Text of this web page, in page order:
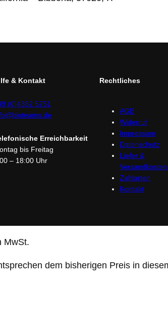
& Kontakt
(0)4362 5751
Erreichbarkeit
bis Freitag
– 18:00 Uhr
Rechtliches
AGB
Widerruf
Impressum
Datenschutz
Liefer &
Versandkosten
Zahlarten
Kontakt
MwSt.
dem bisherigen Preis in